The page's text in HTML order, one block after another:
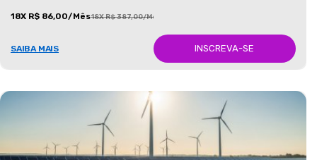
18X R$ 86,00/Mês18X R$ 387,00/Mês
SAIBA MAIS INSCREVA-SE